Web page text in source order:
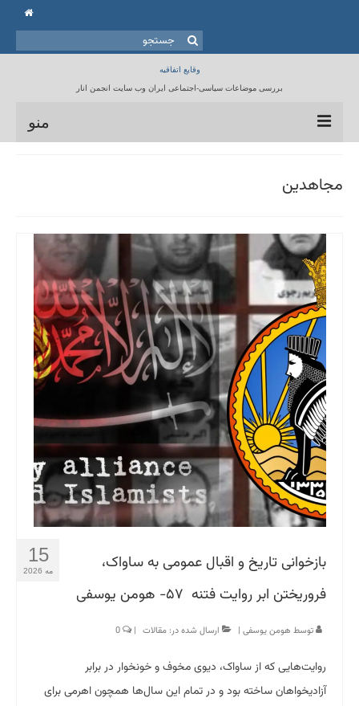
جستجو
برای:
وقایع اتفاقیه
بررسی موضاعات سیاسی-اجتماعی ایران وب سایت انجمن انار
منو
مقالات
برنامه ها
کتابخانه
تماس با ما
مجاهدین
15
مه 2026
بازخوانی تاریخ و اقبال عمومی به ساواک،
فروریختن ابر روایت فتنه ۵۷- هومن یوسفی
توسط هومن یوسفی | ارسال شده در: مقالات |
روایت‌هایی که از ساواک، دیوی مخوف و خونخوار در برابر
آزادیخواهان ساخته بود و در تمام این سال‌ها همچون اهرمی برای